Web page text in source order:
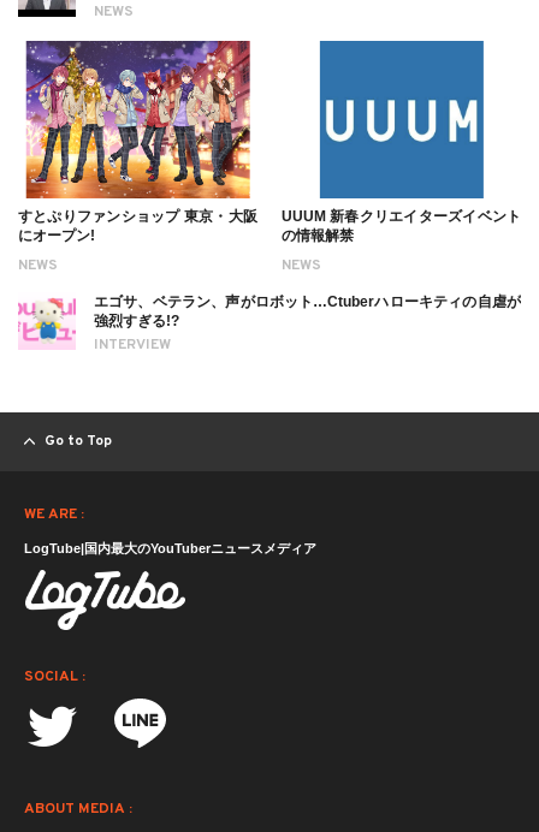
NEWS
NEWS
すとぷりファンショップ 東京・大阪
にオープン!
NEWS
UUUM 新春クリエイターズイベント
の情報解禁
INTERVIEW
エゴサ、ベテラン、声がロボット…Ctuberハローキティの自虐が
強烈すぎる!?
Go to Top
WE ARE :
LogTube|国内最大のYouTuberニュースメディア
SOCIAL :
ABOUT MEDIA :